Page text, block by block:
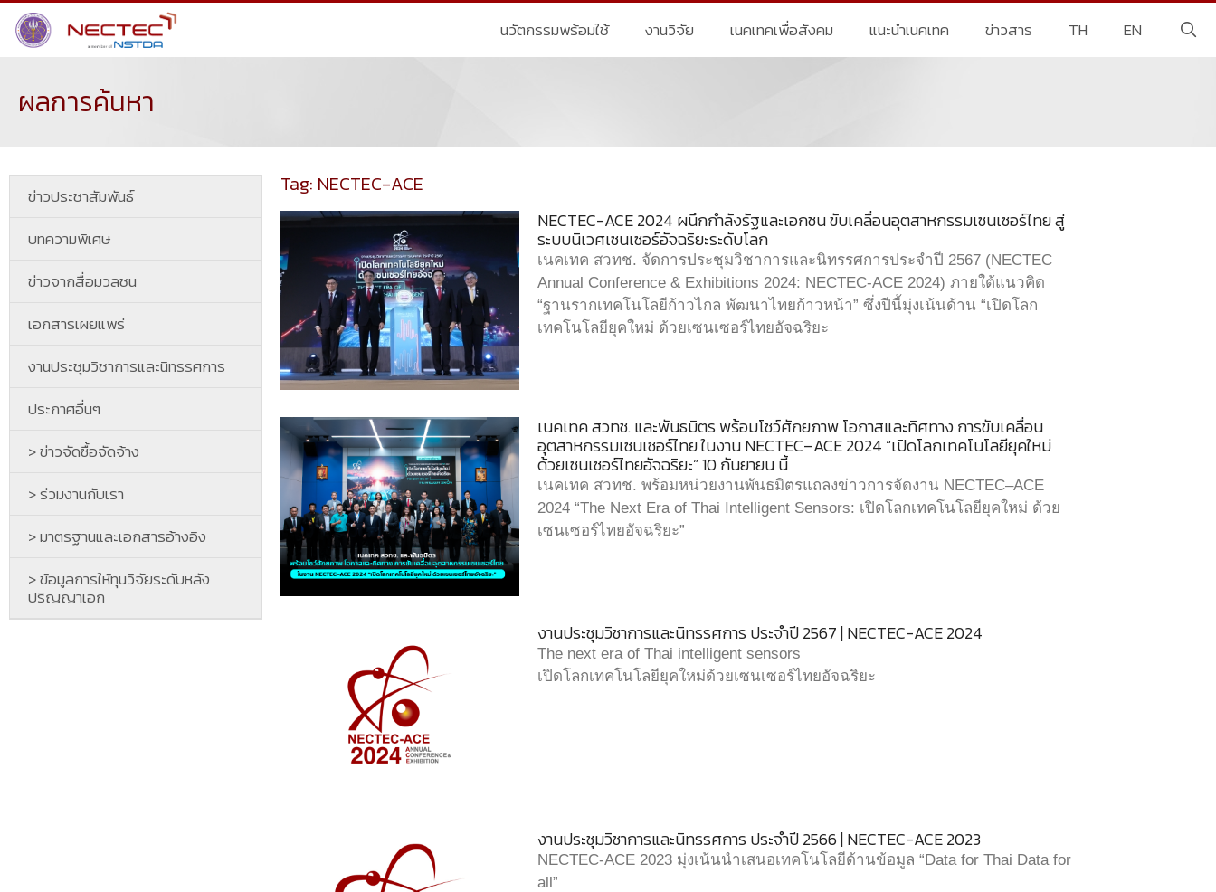
นวัตกรรมพร้อมใช้ งานวิจัย เนคเทคเพื่อสังคม แนะนำเนคเทค ข่าวสาร TH EN
ผลการค้นหา
ข่าวประชาสัมพันธ์
บทความพิเศษ
ข่าวจากสื่อมวลชน
เอกสารเผยแพร่
งานประชุมวิชาการและนิทรรศการ
ประกาศอื่นๆ
> ข่าวจัดซื้อจัดจ้าง
> ร่วมงานกับเรา
> มาตรฐานและเอกสารอ้างอิง
> ข้อมูลการให้ทุนวิจัยระดับหลัง
ปริญญาเอก
Tag: NECTEC-ACE
NECTEC-ACE 2024 ผนึกกำลังรัฐและเอกชน ขับเคลื่อนอุตสาหกรรมเซนเซอร์ไทย สู่
ระบบนิเวศเซนเซอร์อัจฉริยะระดับโลก
เนคเทค สวทช. จัดการประชุมวิชาการและนิทรรศการประจำปี 2567 (NECTEC
Annual Conference & Exhibitions 2024: NECTEC-ACE 2024) ภายใต้แนวคิด
“ฐานรากเทคโนโลยีก้าวไกล พัฒนาไทยก้าวหน้า” ซึ่งปีนี้มุ่งเน้นด้าน “เปิดโลก
เทคโนโลยียุคใหม่ ด้วยเซนเซอร์ไทยอัจฉริยะ
เนคเทค สวทช. และพันธมิตร พร้อมโชว์ศักยภาพ โอกาสและทิศทาง การขับเคลื่อน
อุตสาหกรรมเซนเซอร์ไทย ในงาน NECTEC–ACE 2024 “เปิดโลกเทคโนโลยียุคใหม่
ด้วยเซนเซอร์ไทยอัจฉริยะ” 10 กันยายน นี้
เนคเทค สวทช. พร้อมหน่วยงานพันธมิตรแถลงข่าวการจัดงาน NECTEC–ACE
2024 “The Next Era of Thai Intelligent Sensors: เปิดโลกเทคโนโลยียุคใหม่ ด้วย
เซนเซอร์ไทยอัจฉริยะ”
งานประชุมวิชาการและนิทรรศการ ประจำปี 2567 | NECTEC-ACE 2024
The next era of Thai intelligent sensors
เปิดโลกเทคโนโลยียุคใหม่ด้วยเซนเซอร์ไทยอัจฉริยะ
งานประชุมวิชาการและนิทรรศการ ประจำปี 2566 | NECTEC-ACE 2023
NECTEC-ACE 2023 มุ่งเน้นนำเสนอเทคโนโลยีด้านข้อมูล “Data for Thai Data for
all”